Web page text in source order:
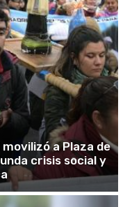
a Plaza de
crisis social y